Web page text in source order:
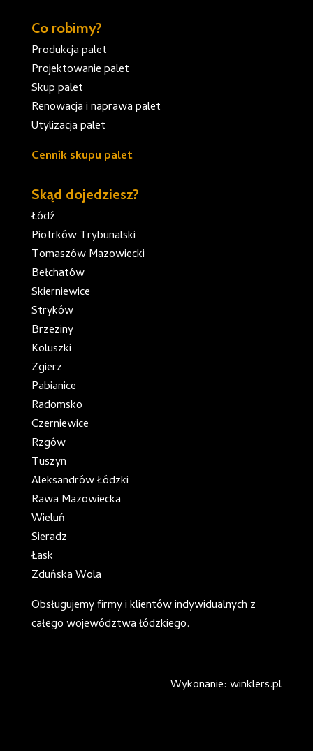
Co robimy?
Produkcja palet
Projektowanie palet
Skup palet
Renowacja i naprawa palet
Utylizacja palet
Cennik skupu palet
Skąd dojedziesz?
Łódź
Piotrków Trybunalski
Tomaszów Mazowiecki
Bełchatów
Skierniewice
Stryków
Brzeziny
Koluszki
Zgierz
Pabianice
Radomsko
Czerniewice
Rzgów
Tuszyn
Aleksandrów Łódzki
Rawa Mazowiecka
Wieluń
Sieradz
Łask
Zduńska Wola
Obsługujemy firmy i klientów indywidualnych z
całegowojewództwa łódzkiego.
Wykonanie: winklers.pl